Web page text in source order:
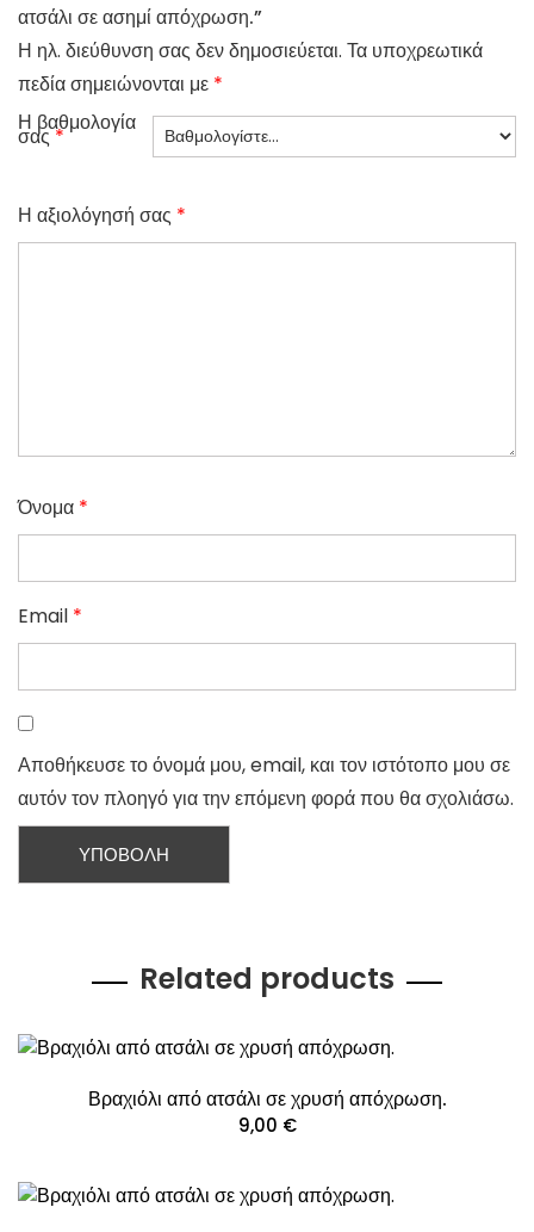
ατσάλι σε ασημί απόχρωση.”
Η ηλ. διεύθυνση σας δεν δημοσιεύεται. Τα υποχρεωτικά
πεδία σημειώνονται με *
Η βαθμολογία
σας*
Η αξιολόγησή σας *
Όνομα *
Email *
Αποθήκευσε το όνομά μου, email, και τον ιστότοπο μου σε
αυτόν τον πλοηγό για την επόμενη φορά που θα σχολιάσω.
Related products
Βραχιόλι από ατσάλι σε χρυσή απόχρωση.
9,00 €